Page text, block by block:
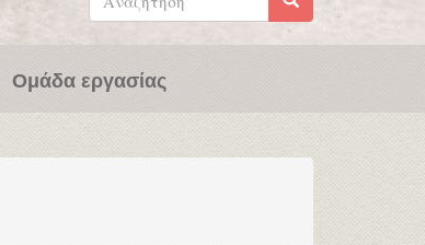
Φόρμα
αναζήτησης
Αναζήτηση
Ομάδα εργασίας